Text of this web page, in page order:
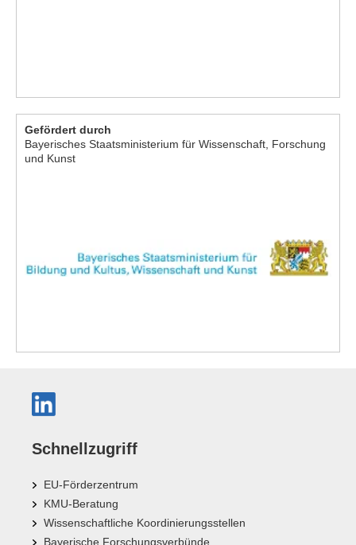
Gefördert durch
Bayerisches Staatsministerium für Wissenschaft, Forschung
und Kunst
Schnellzugriff
EU-Förderzentrum
KMU-Beratung
Wissenschaftliche Koordinierungsstellen
Bayerische Forschungsverbünde